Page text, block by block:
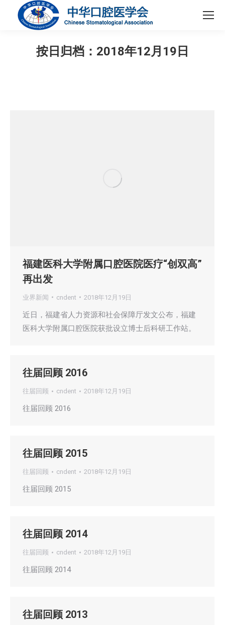
按日归档： 2018年12月19日
福建医科大学附属口腔医院医疗“创双高”
再出发
业界新闻 cndent 2018年12月19日
近日，福建省人力资源和社会保障厅发文公布，福建
医科大学附属口腔医院获批设立博士后科研工作站。
往届回顾 2016
往届回顾 cndent 2018年12月19日
往届回顾 2016
往届回顾 2015
往届回顾 cndent 2018年12月19日
往届回顾 2015
往届回顾 2014
往届回顾 cndent 2018年12月19日
往届回顾 2014
往届回顾 2013